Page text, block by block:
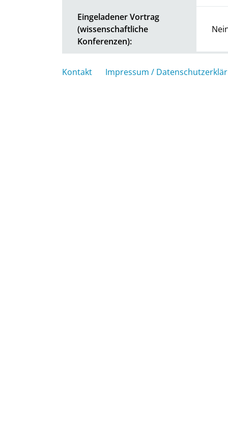
Eingeladener Vortrag
(wissenschaftliche
Konferenzen):
Kontakt Impressum /